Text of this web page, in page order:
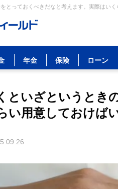
とっておくべきだなと考えます。実際はい
年金 保険 ローン
といざというとき
い用意しておけば